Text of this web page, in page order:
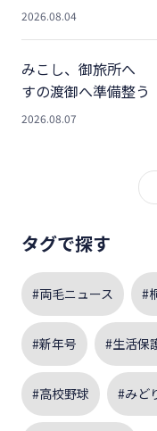
2026.08.04
みこし、御旅所へ
すの渡御へ準備整
2026.08.07
タグで探す
#両毛ニュース #
#新年号 #生活保
#高校野球 #みど